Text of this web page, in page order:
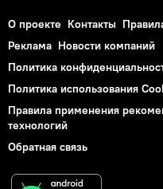
О проекте Контакты
Реклама Новости компаний
Политика
Политика использования
Правила применения
технологий
Обратная связь